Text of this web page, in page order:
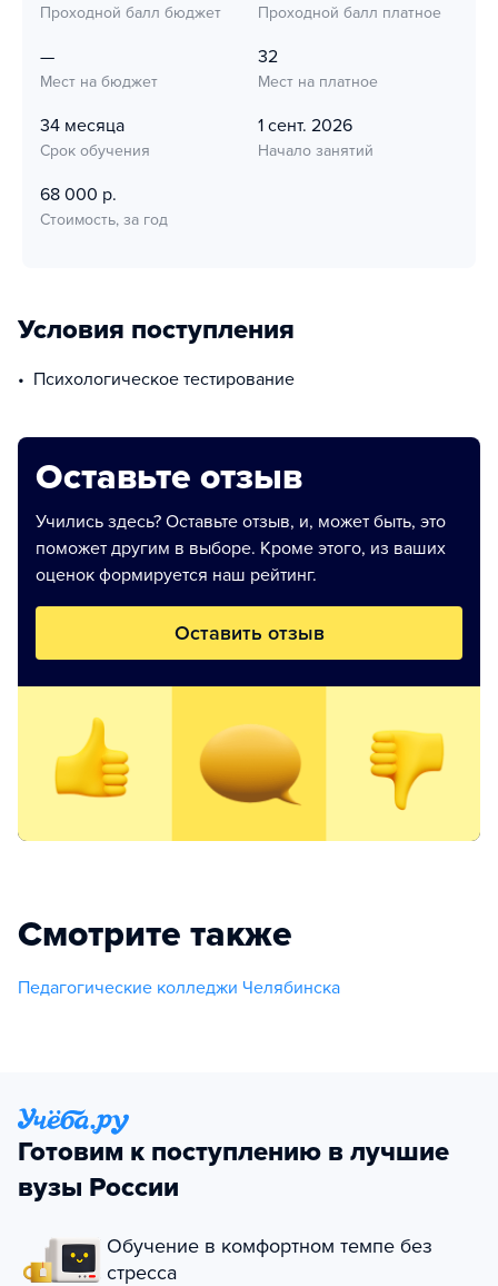
Проходной балл бюджет Проходной балл платное
—
Мест на бюджет
32
Мест на платное
34 месяца
Срок обучения
1 сент. 2026
Начало занятий
68 000 р.
Стоимость, за год
Условия поступления
психологическое тестирование
Оставьте отзыв
Учились здесь? Оставьте отзыв, и, может быть, это
поможет другим в выборе. Кроме этого, из ваших
оценок формируется наш рейтинг.
Оставить отзыв
Смотрите также
Педагогические колледжи Челябинска
Готовим к поступлению в лучшие
вузы России
Обучение в комфортном темпе без
стресса